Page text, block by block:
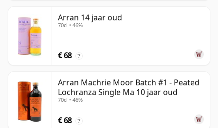
Arran 14 jaar oud
70cl • 46%
€ 68 ?
Arran Machrie Moor Batch #1 - Peated
Lochranza Single Ma 10 jaar oud
70cl • 46%
€ 68 ?